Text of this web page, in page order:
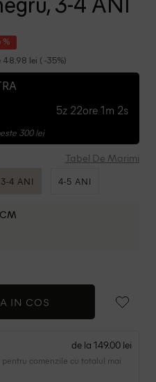
3-4 ANI
%
48.98 lei ( -35%)
5z 22ore 1m 1s
300 lei
Tabel De Marimi
3-4 ANI 4-5 ANI
IN COS
de la 149.00 lei
comenzile cu totalul mai